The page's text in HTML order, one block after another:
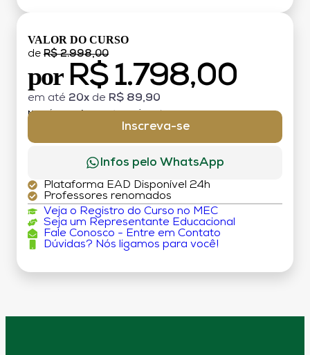
VALOR DO CURSO
de R$ 2.998,00
por R$ 1.798,00
em até 20x de R$ 89,90
MATRÍCULA:
Inscreva-se
Infos pelo WhatsApp
Plataforma EAD Disponível 24h
Professores renomados
Veja o Registro do Curso no MEC
Seja um Representante Educacional
Fale Conosco - Entre em Contato
Dúvidas? Nós ligamos para você!